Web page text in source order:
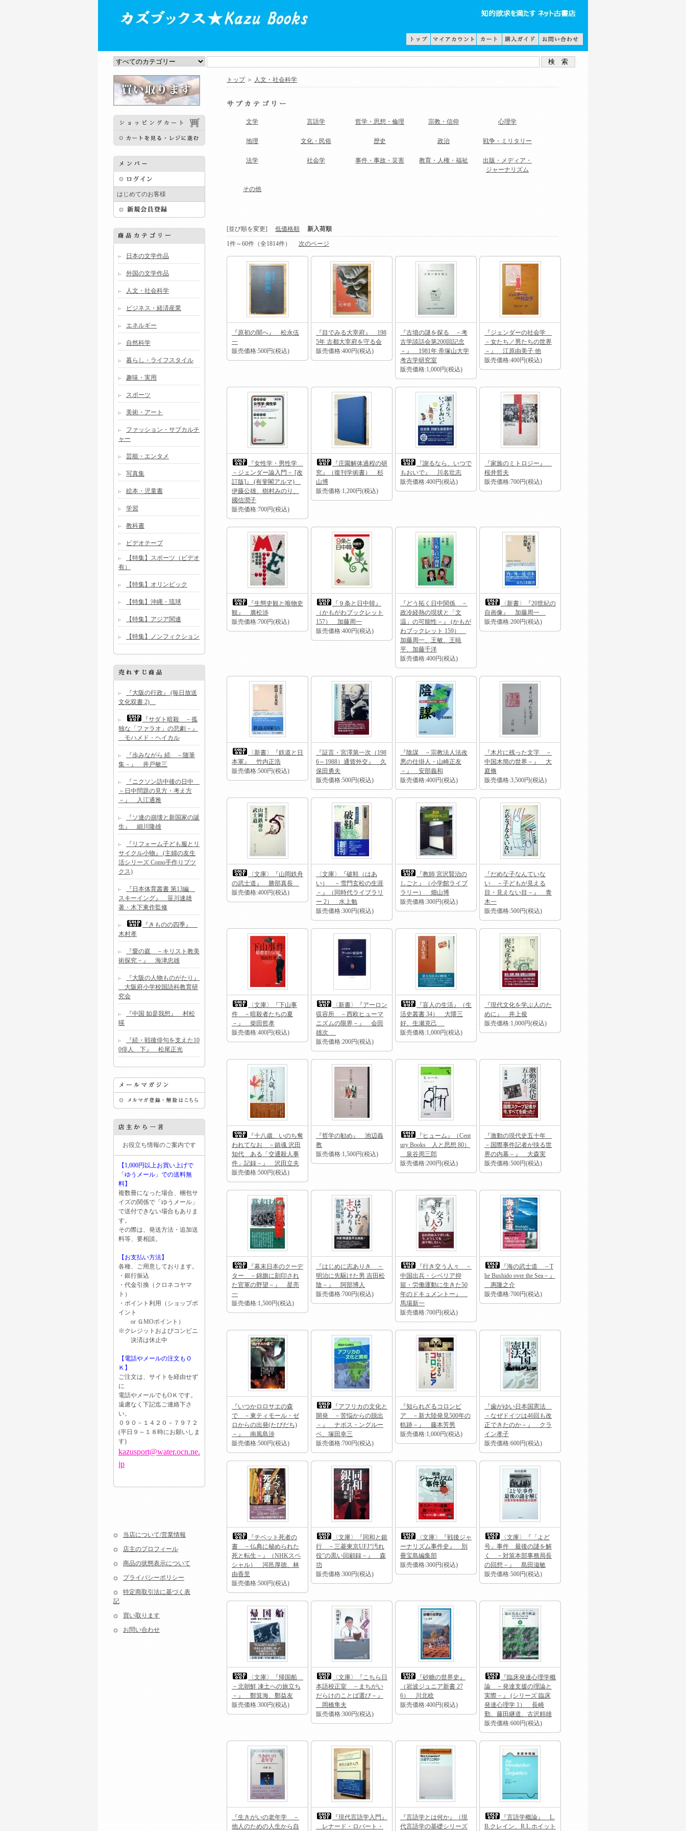
はじめてのお客様
日本の文学作品
外国の文学作品
人文・社会科学
ビジネス・経済産業
エネルギー
自然科学
暮らし・ライフスタイル
趣味・実用
スポーツ
美術・アート
ファッション・サブカルチ
ャー
芸能・エンタメ
写真集
絵本・児童書
学習
教科書
ビデオテープ
【特集】スポーツ（ビデオ
有）
【特集】オリンピック
【特集】沖縄・琉球
【特集】アジア関連
【特集】ノンフィクション
『大阪の行政』 (毎日放送
文化双書 2)
『サダト暗殺 －孤
独な「ファラオ」の悲劇－』
モハメド・ヘイカル
『歩みながら 続 －随筆
集－』 井戸敏三
『ニクソン訪中後の日中
－日中問題の見方・考え方
－』 入江通雅
『ソ連の崩壊と新国家の誕
生』 細川隆雄
『リフォーム子ども服とリ
サイクル小物』 (主婦の友生
活シリーズ Como手作りブツ
クス)
『日本体育叢書 第13編
スキーイング』 笹川速雄
著・木下東作監修
『きものの四季』
木村孝
『愛の庭 －キリスト教美
術探究－』 海津忠雄
『大阪の人物ものがたり』
大阪府小学校国語科教育研
究会
『中国 如是我想』 村松
暎
『続・戦後俳句を支えた10
0俳人 下』 松尾正光
お役立ち情報のご案内です
【1,000円以上お買い上げで
「ゆうメール」での送料無
料】
複数冊になった場合、梱包サ
イズの関係で「ゆうメール」
で送付できない場合もありま
す。
その際は、発送方法・追加送
料等、要相談。
【お支払い方法】
各種、ご用意しております。
・銀行振込
・代金引換（クロネコヤマ
ト）
・ポイント利用（ショップポ
イント
or ＧМОポイント）
※クレジットおよびコンビニ
決済は休止中
【電話やメールの注文もＯ
Ｋ】
ご注文は、サイトを経由せず
に
電話やメールでもОＫです。
遠慮なく下記迄ご連絡下さ
い。
０９０－１４２０－７９７２
(平日９～１８時にお願いしま
す)
kazusport@water.ocn.ne.
jp
当店について/営業情報
店主のプロフィール
商品の状態表示について
プライバシーポリシー
特定商取引法に基づく表
記
買い取ります
お問い合わせ
トップ＞ 人文・社会科学
文学 言語学 哲学・思想・倫理 宗教・信仰 心理学
地理 文化・民俗 歴史 政治 戦争・ミリタリー
法学 社会学 事件・事故・災害 教育・人権・福祉
出版・メディア・
ジャーナリズム
その他
[並び順を変更] 低価格順 新入荷順
1件～60件（全1814件） 次のページ
『原初の闇へ』 松永伍
一
販売価格:500円(税込)
『目でみる大宰府』 198
5年 古都大宰府を守る会
販売価格:400円(税込)
『古墳の謎を探る －考
古学談話会第200回記念
－』 1981年 帝塚山大学
考古学研究室
販売価格:1,000円(税込)
『ジェンダーの社会学
－女たち／男たちの世界
－』 江原由美子 他
販売価格:400円(税込)
『女性学・男性学
－ジェンダー論入門－ [改
訂版]』 (有斐閣アルマ)
伊藤公雄、樹村みのり、
國信潤子
販売価格:700円(税込)
『庄園解体過程の研
究』（復刊学術書） 杉
山博
販売価格:1,200円(税込)
『謝るなら、いつで
もおいで』 川名壮志
販売価格:400円(税込)
『家族のミトロジー』
桜井哲夫
販売価格:700円(税込)
『生態史観と唯物史
観』 廣松渉
販売価格:700円(税込)
『９条と日中韓』
（かもがわブックレット
157） 加藤周一
販売価格:400円(税込)
『どう拓く日中関係 －
政冷経熱の現状と「文
温」の可能性－』 (かもが
わブックレット 159）
加藤周一、王敏、王暁
平、加藤千洋
販売価格:400円(税込)
〈新書〉『20世紀の
自画像』 加藤周一
販売価格:200円(税込)
〈新書〉『鉄道と日
本軍』 竹内正浩
販売価格:500円(税込)
『証言・宮澤第一次（198
6～1988）通貨外交』 久
保田勇夫
販売価格:500円(税込)
『陰謀 －宗教法人法改
悪の仕掛人・山崎正友
－』 安部義和
販売価格:400円(税込)
『木片に残った文字 －
中国木簡の世界－』 大
庭脩
販売価格:3,500円(税込)
〈文庫〉『山岡鉄舟
の武士道』 勝部真長
販売価格:400円(税込)
〈文庫〉『破鞋（はあ
い） －雪門玄松の生涯
－』（同時代ライブラリ
ー 2） 水上勉
販売価格:300円(税込)
『教師 宮沢賢治の
しごと』（小学館ライブ
ラリー） 畑山博
販売価格:300円(税込)
『だめな子なんていな
い －子どもが見える
目・見えない目－』 青
木一
販売価格:500円(税込)
〈文庫〉『下山事
件 －暗殺者たちの夏
－』 柴田哲孝
販売価格:400円(税込)
〈新書〉『アーロン
収容所 －西欧ヒューマ
ニズムの限界－』 会田
雄次
販売価格:200円(税込)
『盲人の生活』（生
活史叢書 34） 大隈三
好、生瀬克己
販売価格:1,000円(税込)
『現代文化を学ぶ人のた
めに』 井上俊
販売価格:1,000円(税込)
『十八歳、いのち奪
われてなお －鎮魂 沢田
知代 ある「交通殺人事
件」記録－』 沢田立夫
販売価格:500円(税込)
『哲学の勧め』 池辺義
教
販売価格:1,500円(税込)
『ヒューム』（Cent
ury Books 人と思想 80）
泉谷周三郎
販売価格:200円(税込)
『激動の現代史五十年
－国際事件記者が抉る世
界の内幕－』 大森実
販売価格:500円(税込)
『幕末日本のクーデ
ター －錦旗に刻印され
た官軍の野望－』 星亮
一
販売価格:1,500円(税込)
『はじめに志ありき －
明治に先駆けた男 吉田松
陰－』 阿部博人
販売価格:700円(税込)
『行き交う人々 －
中国出兵・シベリア抑
留・労働運動に生きた50
年のドキュメントー』
馬場新一
販売価格:700円(税込)
『海の武士道 －T
he Bushido over the Sea－』
惠隆之介
販売価格:700円(税込)
『いつかロロサエの森
で －東ティモール・ゼ
ロからの出発(たびだち)
－』 南風島渉
販売価格:500円(税込)
『アフリカの文化と
開発 －苦悩からの脱出
－』 ナボス・ングルー
ベ、塚田幸三
販売価格:700円(税込)
『知られざるコロンビ
ア －新大陸発見500年の
軌跡－』 藤本芳男
販売価格:1,000円(税込)
『歯がゆい日本国憲法
－なぜドイツは46回も改
正できたのか－』 クラ
イン孝子
販売価格:600円(税込)
『チベット死者の
書 －仏典に秘められた
死と転生－』（NHKスペ
シャル） 河邑厚徳、林
由香里
販売価格:500円(税込)
〈文庫〉『同和と銀
行 －三菱東京UFJ“汚れ
役”の黒い回顧録－』 森
功
販売価格:300円(税込)
〈文庫〉『戦後ジャ
ーナリズム事件史』 別
冊宝島編集部
販売価格:300円(税込)
〈文庫〉『「よど
号」事件 最後の謎を解
く －対策本部事務局長
の回想－』 島田滋敏
販売価格:500円(税込)
〈文庫〉『帰国船
－北朝鮮 凍土への旅立ち
－』 鄭箕海、鄭益友
販売価格:300円(税込)
〈文庫〉『こちら日
本語校正室 －まちがい
だらけのことば選び－』
岡橋隼夫
販売価格:300円(税込)
『砂糖の世界史』
（岩波ジュニア新書 27
6） 川北稔
販売価格:400円(税込)
『臨床発達心理学概
論 －発達支援の理論と
実際－』 (シリーズ 臨床
発達心理学 1） 長崎
勤、藤田継道、古沢頼雄
販売価格:600円(税込)
『生きがいの老年学 －
他人のための人生から自
『現代言語学入門』
レナード・ロバート・
『言語学とは何か』（現
代言語学の基礎シリーズ
『言語学概論』 L.
B.クレイン、R.L.ホイット